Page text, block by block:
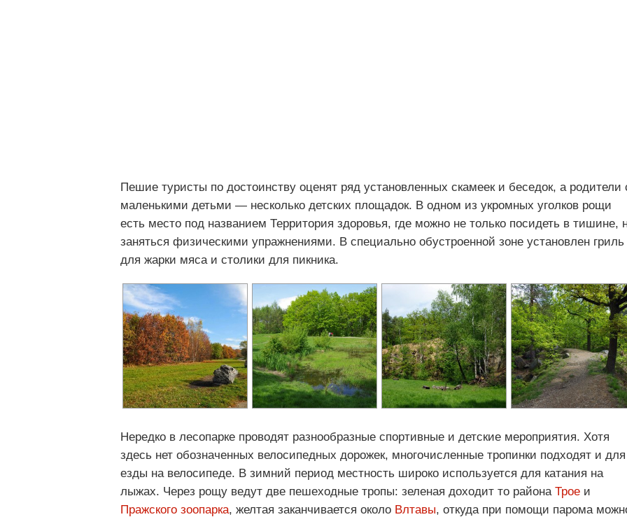
Пешие туристы по достоинству оценят ряд установленных скамеек и беседок, а родители
маленькими детьми — несколько детских площадок. В одном из укромных уголков рощи
есть место под названием Территория здоровья, где можно не только посидеть в тишине,
заняться физическими упражнениями. В специально обустроенной зоне установлен гриль
для жарки мяса и столики для пикника.
Нередко в лесопарке проводят разнообразные спортивные и детские мероприятия. Хотя
здесь нет обозначенных велосипедных дорожек, многочисленные тропинки подходят и для
езды на велосипеде. В зимний период местность широко используется для катания на
лыжах. Через рощу ведут две пешеходные тропы: зеленая доходит то района Трое и
Пражского зоопарка, желтая заканчивается около Влтавы, откуда при помощи парома